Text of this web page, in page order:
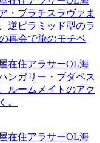
・ブラチスラヴァま
逆ピラミッド型のラ
再会で旅のモチベ
在住アラサーOL海
ンガリー・ブダペス
ルームメイトのアク
。
在住アラサーOL海